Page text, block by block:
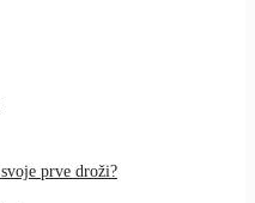
prve droži?